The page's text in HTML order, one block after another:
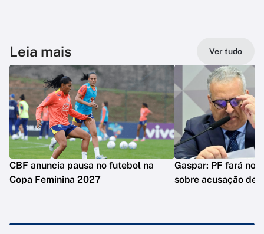
Leia mais Ver tudo
CBF anuncia pausa no futebol na
Copa Feminina 2027
Gaspar: PF fará
sobre acusação de